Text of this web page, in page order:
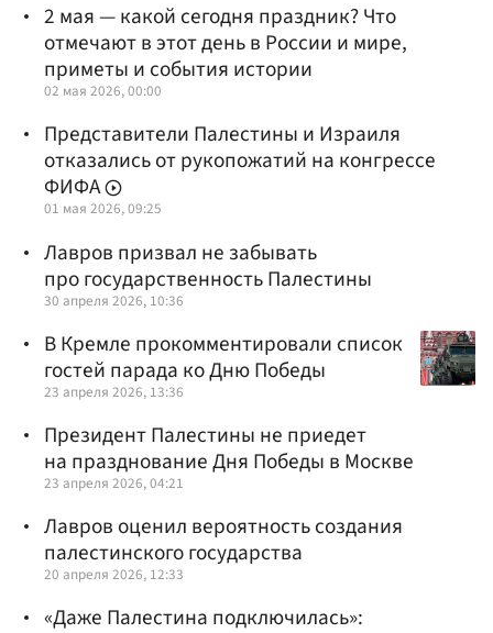
2 мая — какой сегодня праздник? Что
отмечают в этот день в России и мире,
приметы и события истории
02 мая 2026, 00:00
Представители Палестины и Израиля
отказались от рукопожатий на конгрессе
ФИФА
01 мая 2026, 09:25
Лавров призвал не забывать
про государственность Палестины
30 апреля 2026, 10:36
В Кремле прокомментировали список
гостей парада ко Дню Победы
23 апреля 2026, 13:36
Президент Палестины не приедет
на празднование Дня Победы в Москве
23 апреля 2026, 04:21
Лавров оценил вероятность создания
палестинского государства
20 апреля 2026, 12:33
«Даже Палестина подключилась»: